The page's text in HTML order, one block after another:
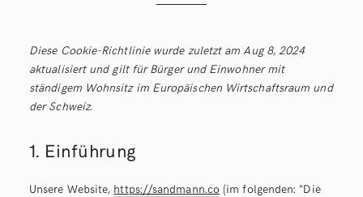
Diese Cookie-Richtlinie wurde zuletzt am Aug 8, 2024
aktualisiert und gilt für Bürger und Einwohner mit
ständigem Wohnsitz im Europäischen Wirtschaftsraum und
der Schweiz.
1. Einführung
Unsere Website, https://sandmann.co (im folgenden: "Die